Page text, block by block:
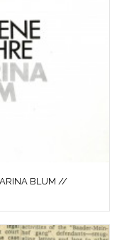
BLUM //